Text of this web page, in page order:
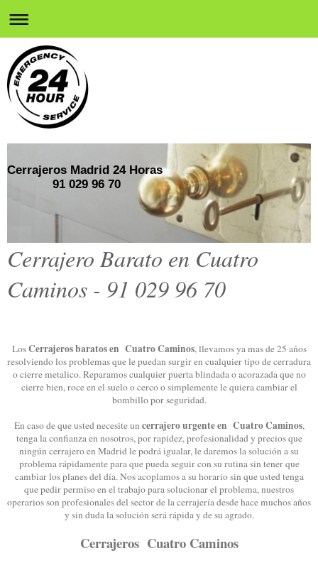
Cerrajeros Madrid 24 Horas
91 029 96 70
Cerrajero Barato en Cuatro
Caminos - 91 029 96 70
LosCerrajeros baratos en Cuatro Caminos, llevamos ya mas de 25 años
resolviendo los problemas que le puedan surgir en cualquier tipo de cerradura
o cierre metalico. Reparamos cualquier puerta blindada o acorazada que no
cierre bien, roce en el suelo o cerco o simplemente le quiera cambiar el
bombillo por seguridad.
En caso de que usted necesite un cerrajero urgente en Cuatro Caminos,
tenga la confianza en nosotros, por rapidez, profesionalidad y precios que
ningún cerrajero en Madrid le podrá igualar, le daremos la solución a su
problema rápidamente para que pueda seguir con su rutina sin tener que
cambiar los planes del día. Nos acoplamos a su horario sin que usted tenga
que pedir permiso en el trabajo para solucionar el problema, nuestros
operarios son profesionales del sector de la cerrajería desde hace muchos años
y sin duda la solución será rápida y de su agrado.
Cerrajeros Cuatro Caminos